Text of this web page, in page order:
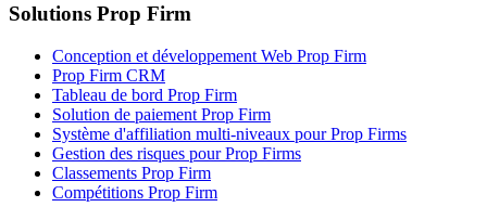
Solutions Prop Firm
Conception et développement Web Prop Firm
Prop Firm CRM
Tableau de bord Prop Firm
Solution de paiement Prop Firm
Système d'affiliation multi-niveaux pour Prop Firms
Gestion des risques pour Prop Firms
Classements Prop Firm
Compétitions Prop Firm